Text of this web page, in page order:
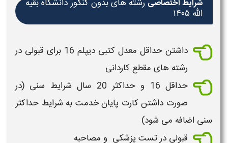
شرایط اختصاصی رشته های بدون کنکور دانشگاه بقیه
الله ۱۴۰۵
داشتن حداقل معدل کتبی دیپلم 16 برای قبولی در
رشته های مقطع کاردانی
حداقل 16 و حداکثر 20 سال شرایط سنی (در
صورت داشتن کارت پایان خدمت به شرایط حداکثر
سنی اضافه می شود)
قبولی در تست پزشکی و مصاحبه